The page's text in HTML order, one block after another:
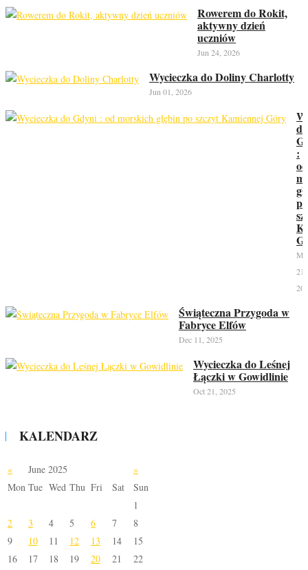
Rowerem do Rokit,
aktywny dzień
uczniów
Jun 24, 2026
Wycieczka do Doliny Charlotty
Jun 01, 2026
do
:
od
po
21,
Świąteczna Przygoda w
Fabryce Elfów
Dec 11, 2025
Wycieczka do Leśnej
Łączki w Gowidlinie
Oct 21, 2025
KALENDARZ
« June 2025
»
Mon Tue Wed Thu Fri Sat
Sun
1
2
3 4 5 6 7
8
9
10 11 12 13 14
15
16
17 18 19 20 21 22